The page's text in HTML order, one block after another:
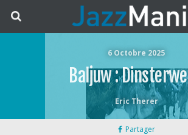
6 Octobre 2025
Baljuw :
Eric Therer
Partager